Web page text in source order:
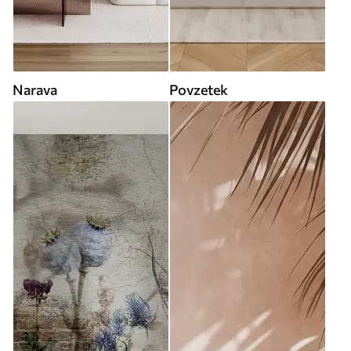
Narava Povzetek